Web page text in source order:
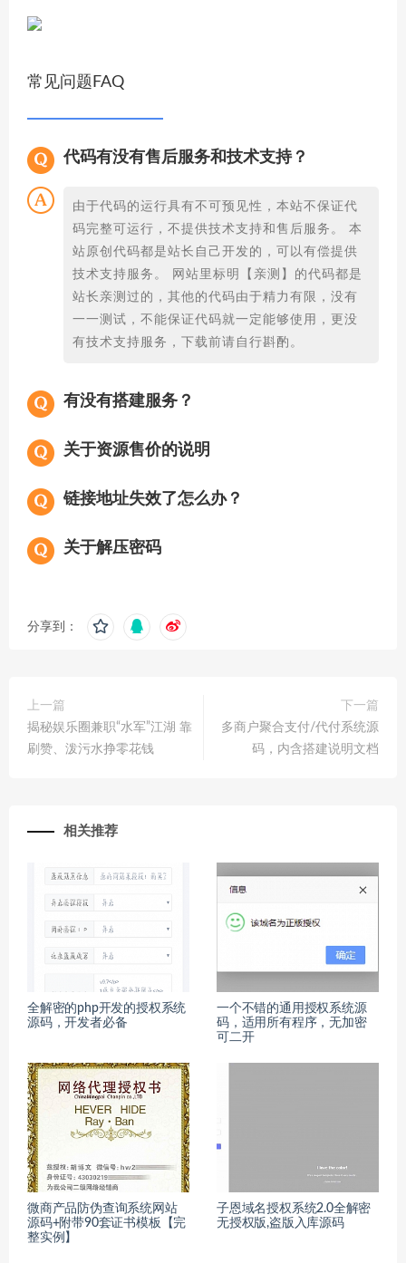
常见问题FAQ
代码有没有售后服务和技术支持？
由于代码的运行具有不可预见性，本站不保证代
码完整可运行，不提供技术支持和售后服务。 本
站原创代码都是站长自己开发的，可以有偿提供
技术支持服务。 网站里标明【亲测】的代码都是
站长亲测过的，其他的代码由于精力有限，没有
一一测试，不能保证代码就一定能够使用，更没
有技术支持服务，下载前请自行斟酌。
有没有搭建服务？
关于资源售价的说明
链接地址失效了怎么办？
关于解压密码
分享到：
上一篇
揭秘娱乐圈兼职“水军”江湖 靠
刷赞、泼污水挣零花钱
下一篇
多商户聚合支付/代付系统源
码，内含搭建说明文档
相关推荐
全解密的php开发的授权系统
源码，开发者必备
一个不错的通用授权系统源
码，适用所有程序，无加密
可二开
微商产品防伪查询系统网站
源码+附带90套证书模板【完
整实例】
子恩域名授权系统2.0全解密
无授权版,盗版入库源码